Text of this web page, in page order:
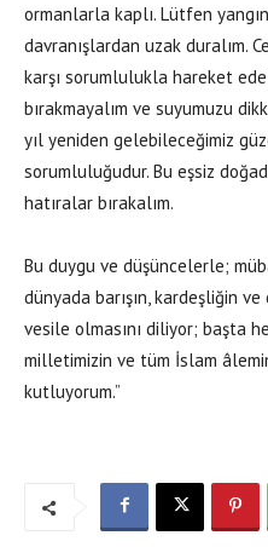
ormanlarla kaplı. Lütfen
davranışlardan uzak duralım.
karşı sorumlulukla hareket
bırakmayalım ve suyumuzu
yıl yeniden gelebileceğimiz
sorumluluğudur. Bu eşsiz
hatıralar bırakalım.
Bu duygu ve düşüncelerle;
dünyada barışın, kardeşliğin
vesile olmasını diliyor; başta
milletimizin ve tüm İslam
kutluyorum.”